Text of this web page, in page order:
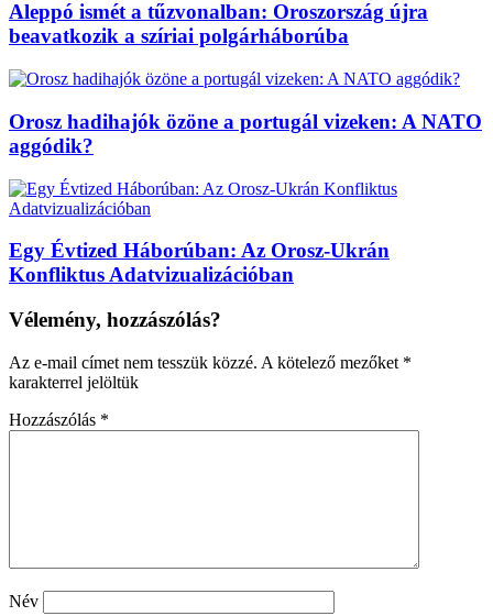
Aleppó ismét a tűzvonalban: Oroszország újra
beavatkozik a szíriai polgárháborúba
Orosz hadihajók özöne a portugál vizeken: A NATO
aggódik?
Egy Évtized Háborúban: Az Orosz-Ukrán
Konfliktus Adatvizualizációban
Vélemény, hozzászólás?
Az e-mail címet nem tesszük közzé. A kötelező mezőket *
karakterrel jelöltük
Hozzászólás *
Név